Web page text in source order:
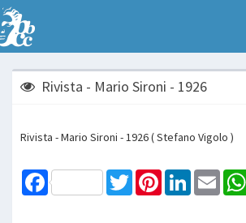
Rivista - Mario Sironi - 1926
Rivista - Mario Sironi - 1926 ( Stefano Vigolo )
Facebook TwitterPinterestLinkedInEmail